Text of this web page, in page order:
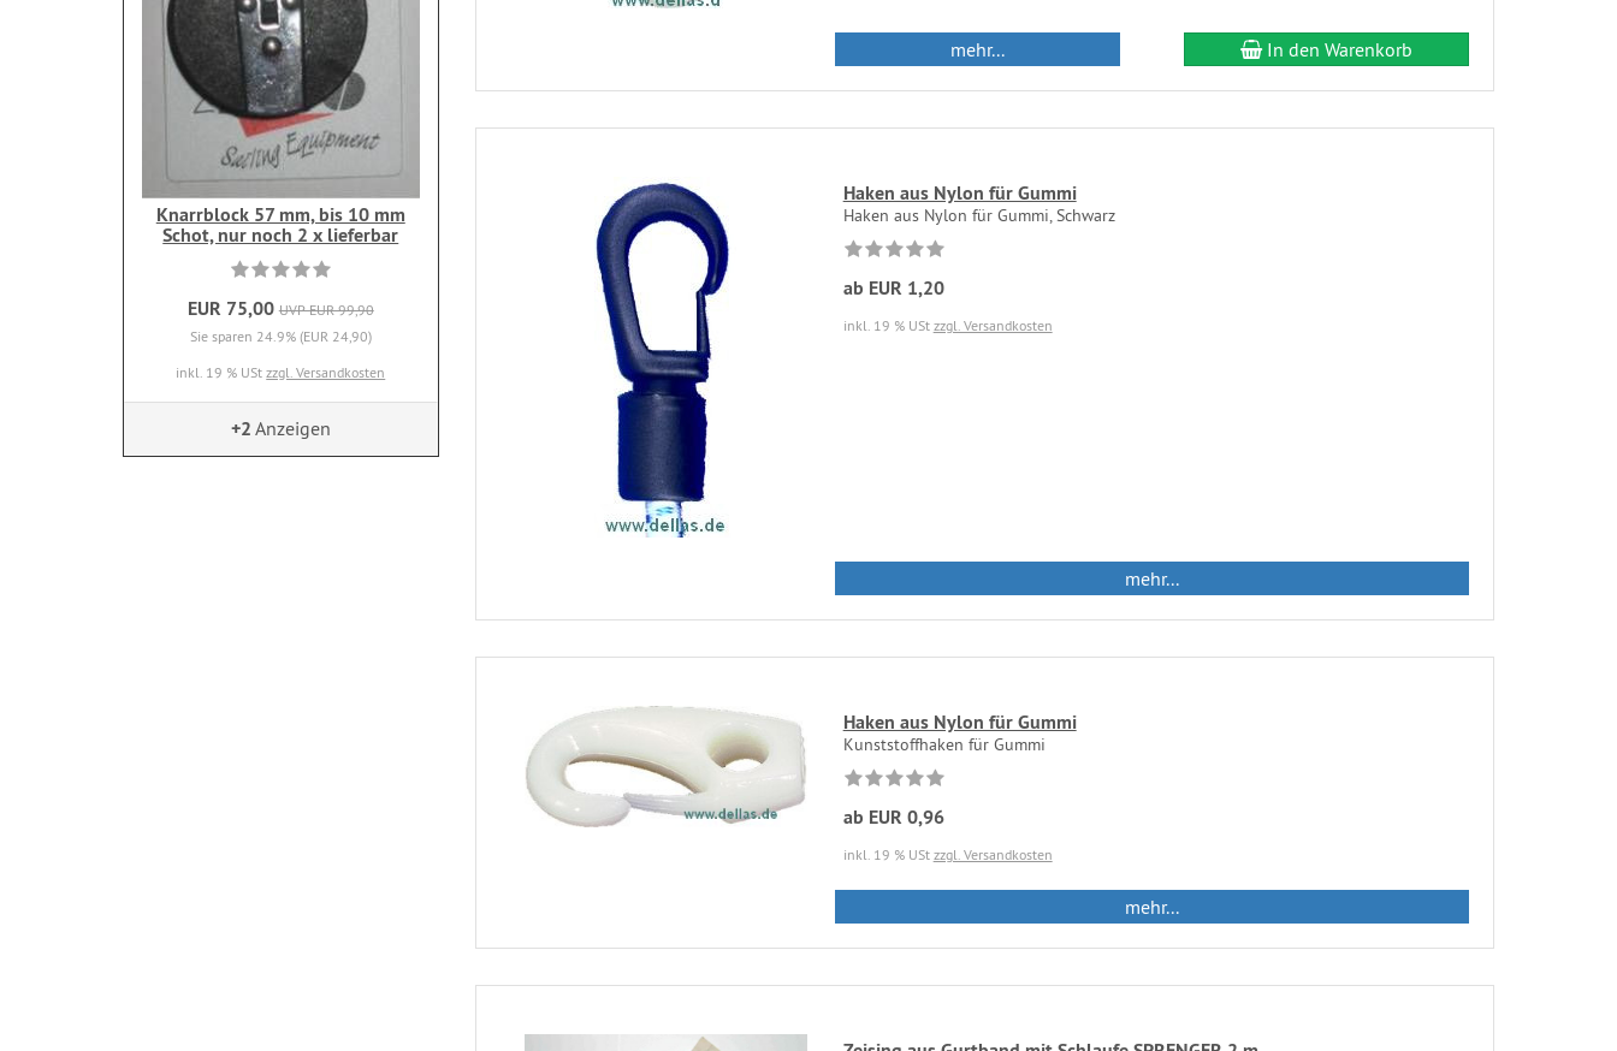
mehr... In den Warenkorb
Haken aus Nylon für Gummi
Haken aus Nylon für Gummi, Schwarz
ab EUR 1,20
inkl. 19 % USt zzgl. Versandkosten
mehr...
Haken aus Nylon für Gummi
Kunststoffhaken für Gummi
ab EUR 0,96
inkl. 19 % USt zzgl. Versandkosten
mehr...
Knarrblock 57 mm, bis 10 mm
Schot, nur noch 2 x lieferbar
EUR 75,00 UVP EUR 99,90
Sie sparen 24.9% (EUR 24,90)
inkl. 19 % UStzzgl. Versandkosten
+2 Anzeigen